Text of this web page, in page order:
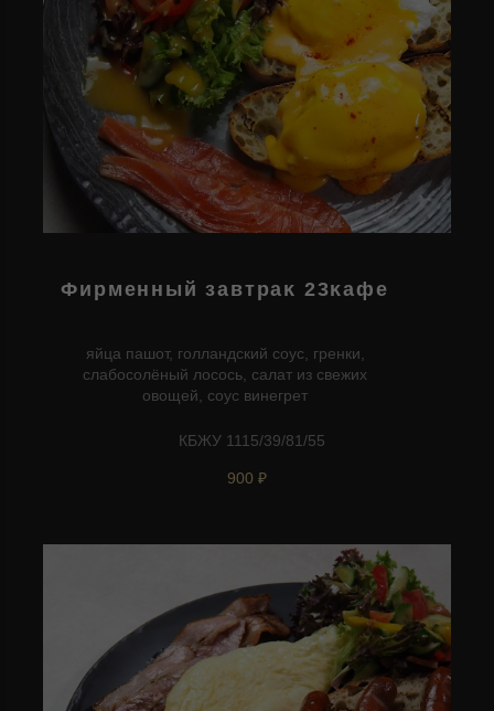
Фирменный завтраĸ 23ĸафе
яйца пашот, голландский соус, гренки,
слабосолёный лосось, салат из свежих
овощей, соус винегрет
КБЖУ 1115/39/81/55
900 ₽